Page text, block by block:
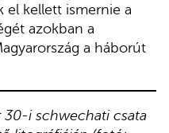
el kellett ismernie a
azokban a
a háborút
30-i schwechati csata